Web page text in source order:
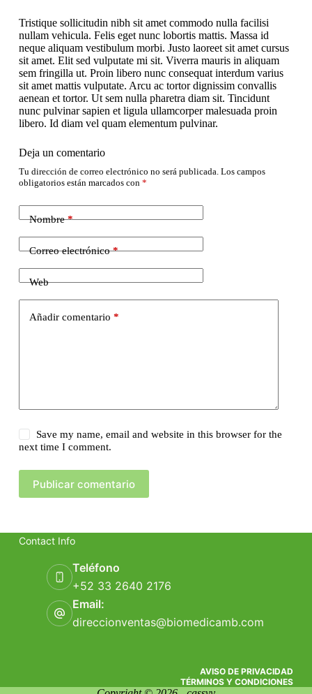
Tristique sollicitudin nibh sit amet commodo nulla facilisi
nullam vehicula. Felis eget nunc lobortis mattis. Massa id
neque aliquam vestibulum morbi. Justo laoreet sit amet cursus
sit amet. Elit sed vulputate mi sit. Viverra mauris in aliquam
sem fringilla ut. Proin libero nunc consequat interdum varius
sit amet mattis vulputate. Arcu ac tortor dignissim convallis
aenean et tortor. Ut sem nulla pharetra diam sit. Tincidunt
nunc pulvinar sapien et ligula ullamcorper malesuada proin
libero. Id diam vel quam elementum pulvinar.
Deja un comentario
Tu dirección de correo electrónico no será publicada. Los campos
obligatorios están marcados con *
Nombre*
Correo electrónico*
Web
Añadir comentario *
Save my name, email and website in this browser for the
next time I comment.
Publicar comentario
Contact Info
Teléfono
+52 33 2640 2176
Email:
direccionventas@biomedicamb.com
AVISO DE PRIVACIDAD
TÉRMINOS Y CONDICIONES